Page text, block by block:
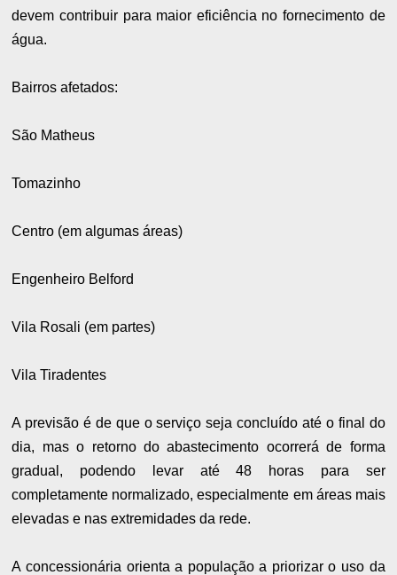
devem contribuir para maior eficiência no fornecimento de
água.
Bairros afetados:
São Matheus
Tomazinho
Centro (em algumas áreas)
Engenheiro Belford
Vila Rosali (em partes)
Vila Tiradentes
A previsão é de que o serviço seja concluído até o final do
dia, mas o retorno do abastecimento ocorrerá de forma
gradual, podendo levar até 48 horas para ser
completamente normalizado, especialmente em áreas mais
elevadas e nas extremidades da rede.
A concessionária orienta a população a priorizar o uso da